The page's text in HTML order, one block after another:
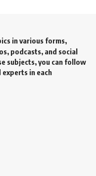
in various forms,
podcasts, and social
subjects, you can follow
in each